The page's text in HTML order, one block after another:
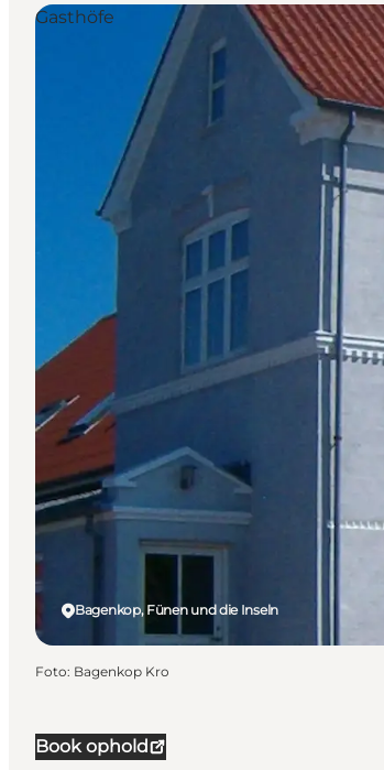
Book ophold
Bagenkop, Fünen und die Inseln
Gasthöfe
Foto: Bagenkop Kro